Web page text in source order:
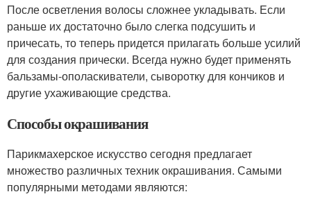
После осветления волосы сложнее укладывать. Если
раньше их достаточно было слегка подсушить и
причесать, то теперь придется прилагать больше усилий
для создания прически. Всегда нужно будет применять
бальзамы-ополаскиватели, сыворотку для кончиков и
другие ухаживающие средства.
Способы окрашивания
Парикмахерское искусство сегодня предлагает
множество различных техник окрашивания. Самыми
популярными методами являются: